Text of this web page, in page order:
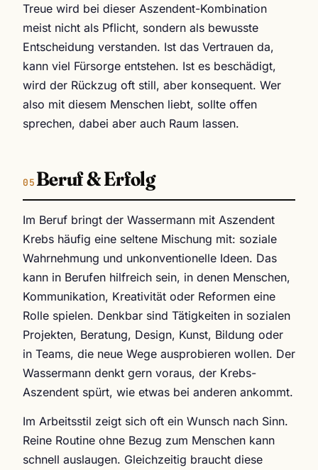
Treue wird bei dieser Aszendent-Kombination
meist nicht als Pflicht, sondern als bewusste
Entscheidung verstanden. Ist das Vertrauen da,
kann viel Fürsorge entstehen. Ist es beschädigt,
wird der Rückzug oft still, aber konsequent. Wer
also mit diesem Menschen liebt, sollte offen
sprechen, dabei aber auch Raum lassen.
Beruf & Erfolg
Im Beruf bringt der Wassermann mit Aszendent
Krebs häufig eine seltene Mischung mit: soziale
Wahrnehmung und unkonventionelle Ideen. Das
kann in Berufen hilfreich sein, in denen Menschen,
Kommunikation, Kreativität oder Reformen eine
Rolle spielen. Denkbar sind Tätigkeiten in sozialen
Projekten, Beratung, Design, Kunst, Bildung oder
in Teams, die neue Wege ausprobieren wollen. Der
Wassermann denkt gern voraus, der Krebs-
Aszendent spürt, wie etwas bei anderen ankommt.
Im Arbeitsstil zeigt sich oft ein Wunsch nach Sinn.
Reine Routine ohne Bezug zum Menschen kann
schnell auslaugen. Gleichzeitig braucht diese